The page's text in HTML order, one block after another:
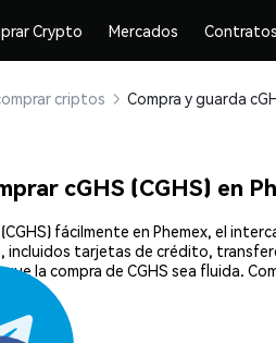
Crypto Mercados Contratos
criptos
cGHS (CGHS) en
(CGHS) fácilmente en Phemex, el
incluidos tarjetas de crédito,
que la compra de CGHS sea fluida.